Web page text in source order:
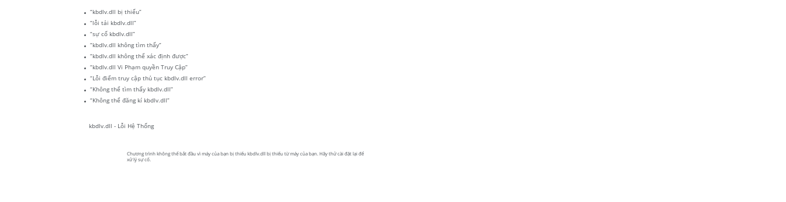
“kbdlv.dll bị thiếu”
“lỗi tải kbdlv.dll”
“sự cố kbdlv.dll”
“kbdlv.dll không tìm thấy”
“kbdlv.dll không thể xác định được”
“kbdlv.dll Vi Phạm quyền Truy Cập”
“Lỗi điểm truy cập thủ tục kbdlv.dll error”
“Không thể tìm thấy kbdlv.dll”
“Không thể đăng kí kbdlv.dll”
kbdlv.dll - Lỗi Hệ Thống
Chương trình không thể bắt đầu vì máy của bạn bị thiếu kbdlv.dll bị thiếu từ máy của bạn. Hãy thử cài đặt lại để
xử lý sự cố.